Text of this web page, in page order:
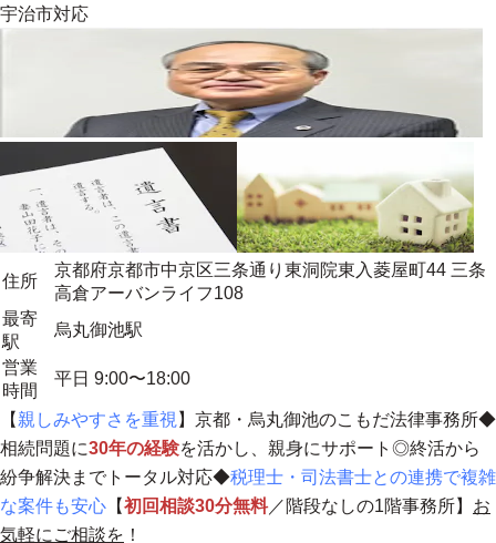
宇治市対応
住所
京都府京都市中京区三条通り東洞院東入菱屋町44 三条
高倉アーバンライフ108
最寄
駅
烏丸御池駅
営業
時間
平日 9:00〜18:00
【 親しみやすさを重視 】京都・烏丸御池のこもだ法律事務所◆
相続問題に30年の経験を活かし、 親身にサポート ◎終活から
紛争解決までトータル対応◆税理士・司法書士との連携で複雑
な案件も安心 【初回相談30分無料／階段なしの1階事務所】 お
気軽にご相談を ！